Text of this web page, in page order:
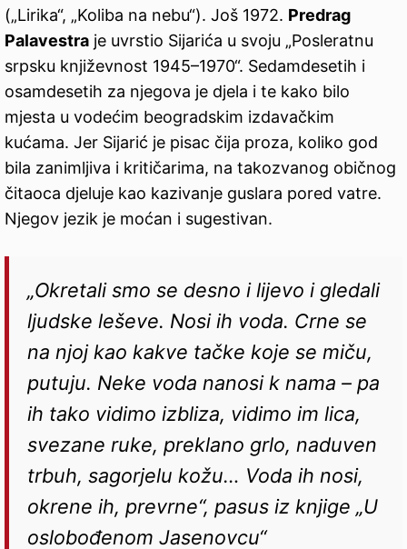
(„Lirika“, „Koliba na nebu“). Još 1972. Predrag
Palavestra je uvrstio Sijarića u svoju „Posleratnu
srpsku književnost 1945–1970“. Sedamdesetih i
osamdesetih za njegova je djela i te kako bilo
mjesta u vodećim beogradskim izdavačkim
kućama. Jer Sijarić je pisac čija proza, koliko god
bila zanimljiva i kritičarima, na takozvanog običnog
čitaoca djeluje kao kazivanje guslara pored vatre.
Njegov jezik je moćan i sugestivan.
„Okretali smo se desno i lijevo i gledali
ljudske leševe. Nosi ih voda. Crne se
na njoj kao kakve tačke koje se miču,
putuju. Neke voda nanosi k nama – pa
ih tako vidimo izbliza, vidimo im lica,
svezane ruke, preklano grlo, naduven
trbuh, sagorjelu kožu… Voda ih nosi,
okrene ih, prevrne“, pasus iz knjige „U
oslobođenom Jasenovcu“